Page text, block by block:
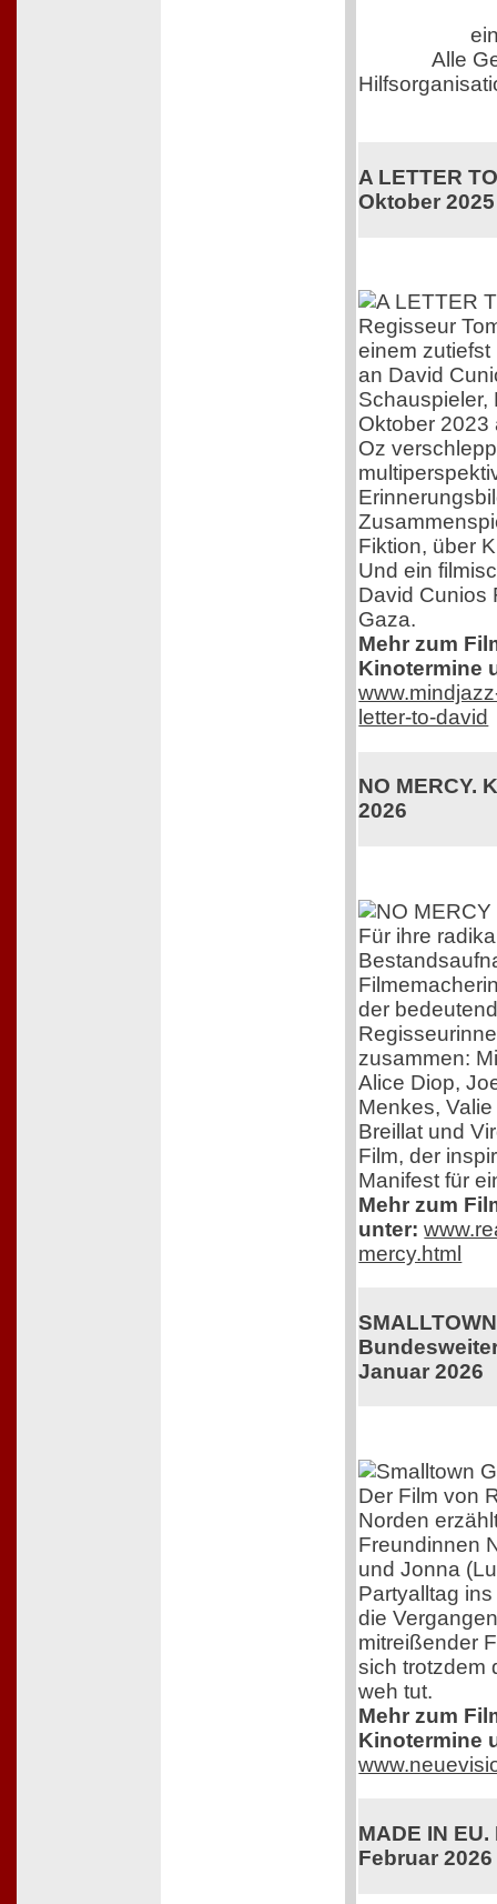
Alle
A LETTER
Oktober 2025
Regisseur
einem
an David
Schauspieler,
Oktober 2023
Oz
Fiktion, über
Und ein
David Cunios
Gaza.
Mehr zum
Kinotermine
letter-to-david
NO MERCY.
2026
Für ihre
der
zusammen:
Alice Diop,
Menkes,
Breillat und
Film, der
Manifest für
Mehr zum
unter:
mercy.html
Januar 2026
Der Film von
Norden
Freundinnen
und Jonna
Partyalltag
die
mitreißender
sich trotzdem
weh tut.
Mehr zum
Kinotermine
MADE IN
Februar 2026